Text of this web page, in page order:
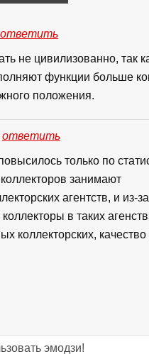
ответить
не цивилизованно, так
функции больше
положения.
ответить
только по
занимают
агентств, и из-
в таких
коллекторских,